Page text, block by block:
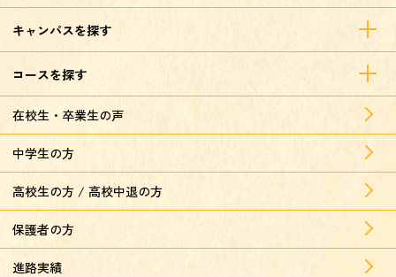
キャンパスを探す
コースを探す
在校生・卒業生の声
中学生の方
高校生の方 / 高校中退の方
保護者の方
進路実績